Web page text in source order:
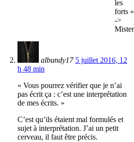
les
forts
->
albundy17 5 juillet 2016, 12
h 48 min
« Vous pourrez vérifier que je n’ai
pas écrit ça : c’est une interprétation
de mes écrits. »
C’est qu’ils étaient mal formulés et
sujet à interprétation. J’ai un petit
cerveau, il faut être précis.